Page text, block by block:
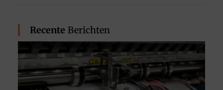
Recente Berichten